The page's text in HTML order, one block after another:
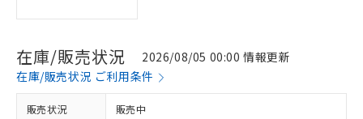
在庫/販売状況
2026/08/05 00:00 情報更新
在庫/販売状況 ご利用条件
販売状況 販売中